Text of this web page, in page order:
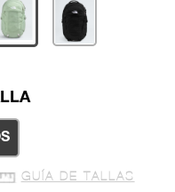
GUÍA DE TALLAS